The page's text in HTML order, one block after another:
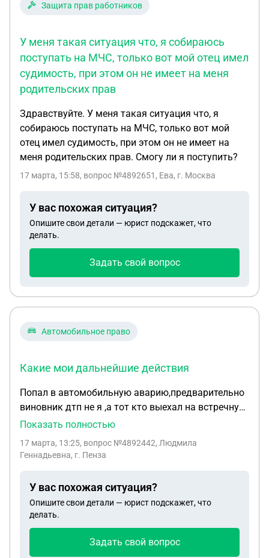
ссылкой на судебные решения, о которых читала
первом- ещё ничего нет. Ещё налоговая в
качестве своих аргументов ссылается на
Определения Конституционного суда от
29.05.2019 № 1357-О, от 18.07.17 №1726-О, от13.
Верховного суда от 11.04.2018 № 48-КГ17-21 и
Определении Верховного суда от 19.22.2016 № 53-
КГ16-16, которые вс е в пользу налоговой. Может
быть есть Определения Верховного суда в пользу
налогоплательщика в похожей ситуации? Буду
новыми долями. Или как? И что мне теперь
делать?
Защита прав работников
У меня такая ситуация что, я собираюсь
поступать на МЧС, только вот мой отец имел
судимость, при этом он не имеет на меня
родительских прав
Здравствуйте. У меня такая ситуация что, я
собираюсь поступать на МЧС, только вот мой
отец имел судимость, при этом он не имеет на
меня родительских прав. Смогу ли я поступить?
17 марта, 15:58, вопрос №4892651, Ева, г. Москва
У вас похожая ситуация?
Опишите свои детали — юрист подскажет, что
делать.
Задать свой вопрос
Автомобильное право
Какие мои дальнейшие действия
Попал в автомобильную аварию,предварительно
виновник дтп не я ,а тот кто выехал на встречную
полосу и повредил мне авто.Он находится в
выяснилось при обращении в больницу на 4 день
результат обследования на алкоголь-
отрицательно.Мой автомобиль разрешили
забрать. Какие мои дальнейшие
действия.Спасибо.
Показать полностью
17 марта, 13:25, вопрос №4892442, Людмила
Геннадьевна, г. Пенза
У вас похожая ситуация?
Опишите свои детали — юрист подскажет, что
делать.
Задать свой вопрос